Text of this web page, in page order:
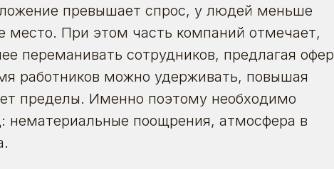
превышает спрос, у людей меньше
место. При этом часть компаний отмечает,
переманивать сотрудников, предлагая офер
работников можно удерживать, повышая
пределы. Именно поэтому необходимо
нематериальные поощрения, атмосфера в